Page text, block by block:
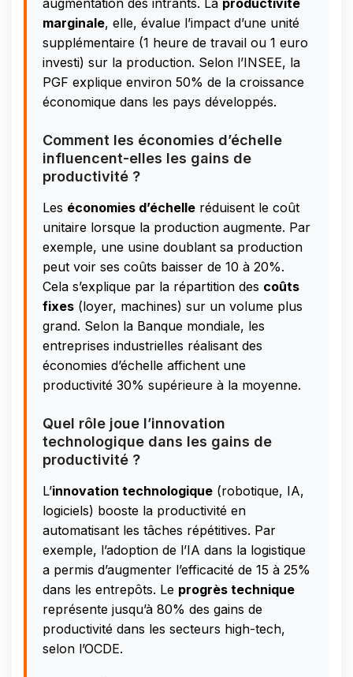
marginale, elle, évalue l’impact d’une unité
supplémentaire (1 heure de travail ou 1 euro
investi) sur la production. Selon l’INSEE, la
PGF explique environ 50% de la croissance
économique dans les pays développés.
Comment les économies d’échelle
influencent-elles les gains de
productivité ?
Les économies d’échelle réduisent le coût
unitaire lorsque la production augmente. Par
exemple, une usine doublant sa production
peut voir ses coûts baisser de 10 à 20%.
Cela s’explique par la répartition des coûts
fixes (loyer, machines) sur un volume plus
grand. Selon la Banque mondiale, les
entreprises industrielles réalisant des
économies d’échelle affichent une
productivité 30% supérieure à la moyenne.
Quel rôle joue l’innovation
technologique dans les gains de
productivité ?
L’innovation technologique (robotique, IA,
logiciels) booste la productivité en
automatisant les tâches répétitives. Par
exemple, l’adoption de l’IA dans la logistique
a permis d’augmenter l’efficacité de 15 à 25%
dans les entrepôts. Le progrès technique
représente jusqu’à 80% des gains de
productivité dans les secteurs high-tech,
selon l’OCDE.